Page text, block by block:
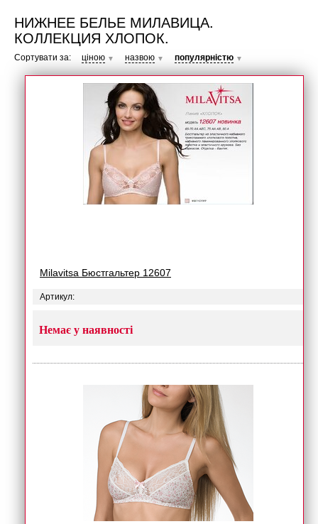
НИЖНЕЕ БЕЛЬЕ МИЛАВИЦА.
КОЛЛЕКЦИЯ ХЛОПОК.
Сортувати за: ціною ▼ назвою ▼ популярністю ▼
Milavitsa Бюстгальтер 12607
Артикул:
Немає у наявності